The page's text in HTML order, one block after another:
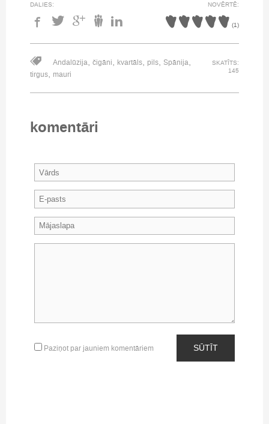
DALIES: NOVĒRTĒ:
(1)
Andalūzija, čigāni, kvartāls, pils, Spānija,
tirgus, mauri
SKATĪTS:
145
komentāri
Paziņot par jauniem komentāriem SŪTĪT